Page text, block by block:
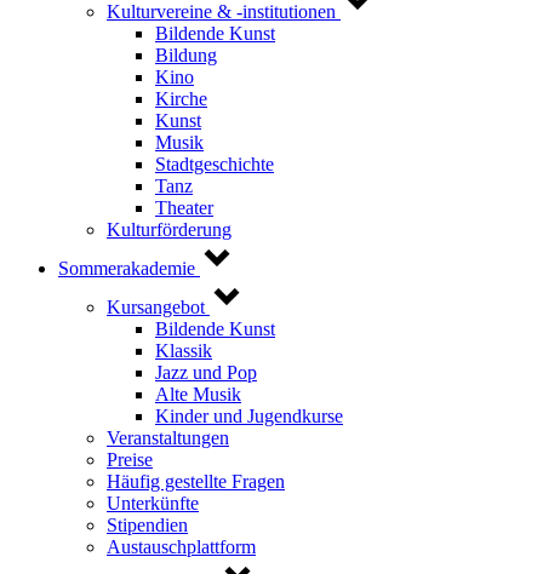
Kulturvereine & -institutionen
Bildende Kunst
Bildung
Kino
Kirche
Kunst
Musik
Stadtgeschichte
Tanz
Theater
Kulturförderung
Sommerakademie
Kursangebot
Bildende Kunst
Klassik
Jazz und Pop
Alte Musik
Kinder und Jugendkurse
Veranstaltungen
Preise
Häufig gestellte Fragen
Unterkünfte
Stipendien
Austauschplattform